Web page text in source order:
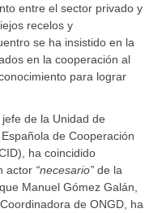
entre el sector privado y
recelos y
se ha insistido en la
en la cooperación al
para lograr
, jefe de la Unidad de
de Cooperación
ha coincidido
actor “necesario” de la
Manuel Gómez Galán,
de ONGD, ha